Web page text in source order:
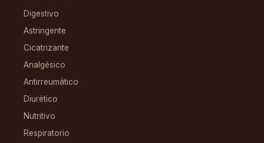
Digestivo
Astringente
Cicatrizante
Analgésico
Antirreumático
Diurético
Nutritivo
Respiratorio